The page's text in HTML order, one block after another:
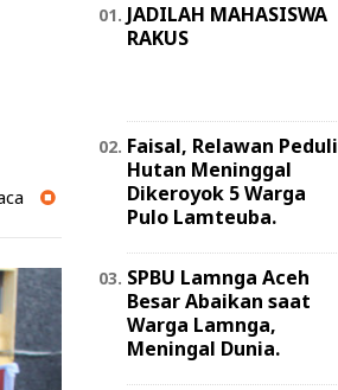
JADILAH MAHASISWA
RAKUS
Faisal, Relawan Peduli
Hutan Meninggal
Dikeroyok 5 Warga
Pulo Lamteuba.
SPBU Lamnga Aceh
Besar Abaikan saat
Warga Lamnga,
Meningal Dunia.